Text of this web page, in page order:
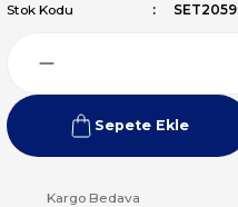
Stok Kodu
SET2059
Sepete Ekle
Kargo Bedava